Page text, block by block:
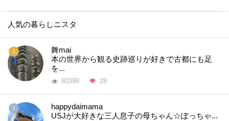
人気の暮らしニスタ
舞mai
本の世界から観る史跡巡りが好きで古都にも足
を...
80398 28
happydaimama
USJが大好きな三人息子の母ちゃん☆ぽっちゃ...